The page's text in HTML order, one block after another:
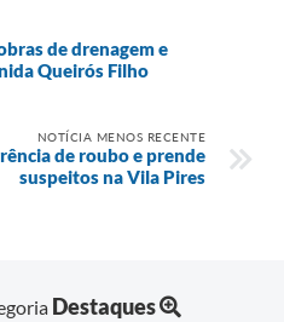
de drenagem e
Queirós Filho
NOTÍCIA MENOS RECENTE
de roubo e prende
suspeitos na Vila Pires
Destaques